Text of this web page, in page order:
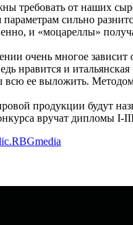
требовать от наших
сильно
и «моцареллы»
очень многое
нравится и
всю ее выложить.
продукции будут
вручат дипломы